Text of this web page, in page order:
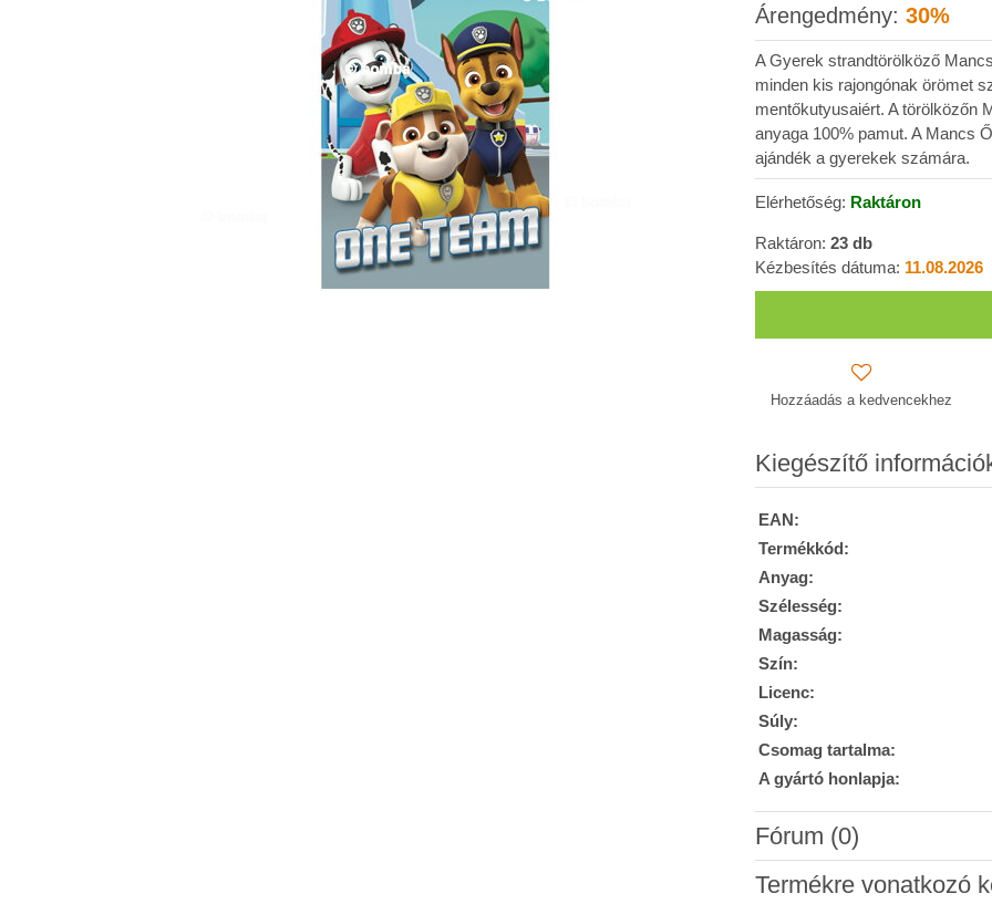
Árengedmény: 30%
A Gyerek strandtörölköző
minden kis rajongónak örömet
mentőkutyusaiért. A törölközőn
anyaga 100% pamut. A Mancs
ajándék a gyerekek számára.
Elérhetőség: Raktáron
Raktáron: 23 db
Kézbesítés dátuma: 11.08.2026
Hozzáadás a kedvencekhez
Kiegészítő
EAN:
Termékkód:
Anyag:
Szélesség:
Magasság:
Szín:
Licenc:
Súly:
Csomag tartalma:
A gyártó honlapja:
Fórum (0)
Új hozzászólás
Termékre vonatkozó